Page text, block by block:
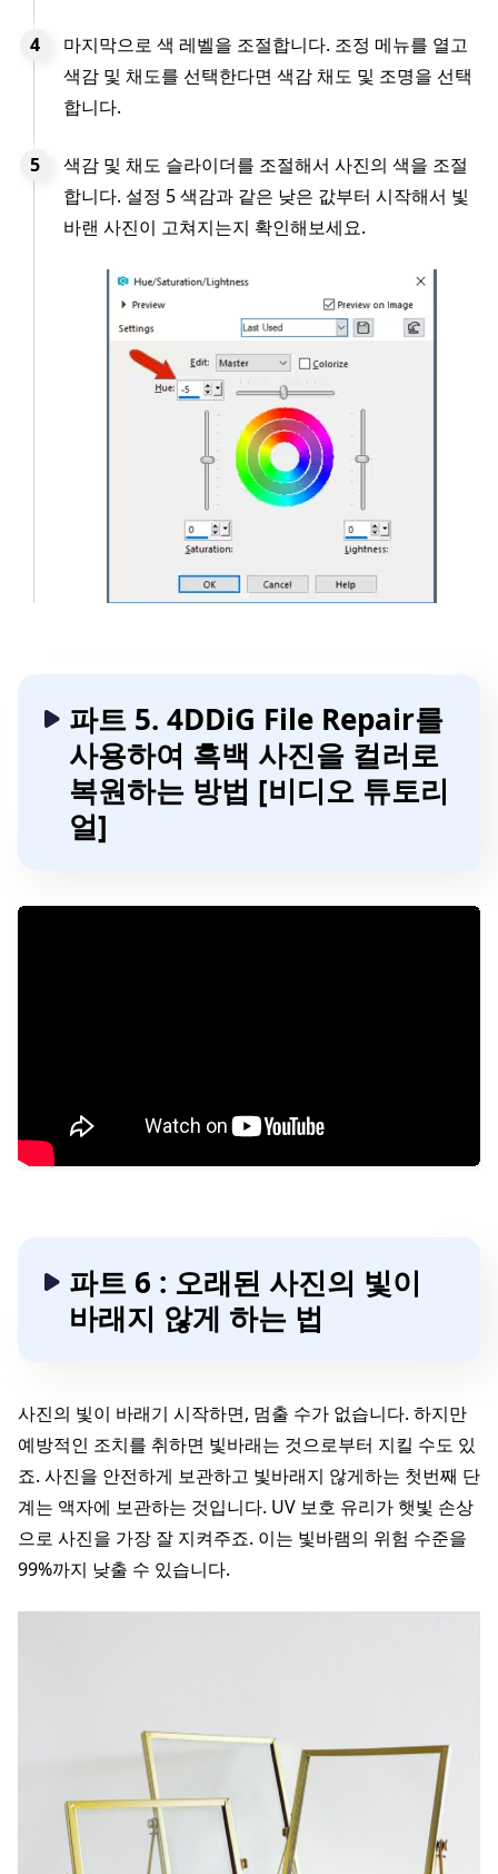
마지막으로 색 레벨을 조절합니다. 조정 메뉴를 열고
색감 및 채도를 선택한다면 색감 채도 및 조명을 선택
합니다.
색감 및 채도 슬라이더를 조절해서 사진의 색을 조절
합니다. 설정 5 색감과 같은 낮은 값부터 시작해서 빛
바랜 사진이 고쳐지는지 확인해보세요.
파트 5. 4DDiG File Repair를
사용하여 흑백 사진을 컬러로
복원하는 방법 [비디오 튜토리
얼]
파트 6 : 오래된 사진의 빛이
바래지 않게 하는 법
사진의 빛이 바래기 시작하면, 멈출 수가 없습니다. 하지만
예방적인 조치를 취하면 빛바래는 것으로부터 지킬 수도 있
죠. 사진을 안전하게 보관하고 빛바래지 않게하는 첫번째 단
계는 액자에 보관하는 것입니다. UV 보호 유리가 햇빛 손상
으로 사진을 가장 잘 지켜주죠. 이는 빛바램의 위험 수준을
99%까지 낮출 수 있습니다.